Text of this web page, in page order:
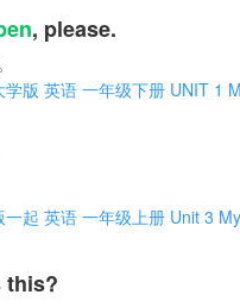
, please.
学版 英语 一年级下册 UNIT 1
一起 英语 一年级上册 Unit 3 My
this?